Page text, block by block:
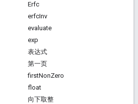
Erfc
erfcInv
evaluate
exp
表达式
第一页
firstNonZero
float
向下取整